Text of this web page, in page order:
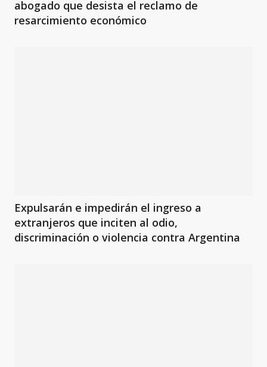
abogado que desista el reclamo de
resarcimiento económico
Expulsarán e impedirán el ingreso a
extranjeros que inciten al odio,
discriminación o violencia contra Argentina